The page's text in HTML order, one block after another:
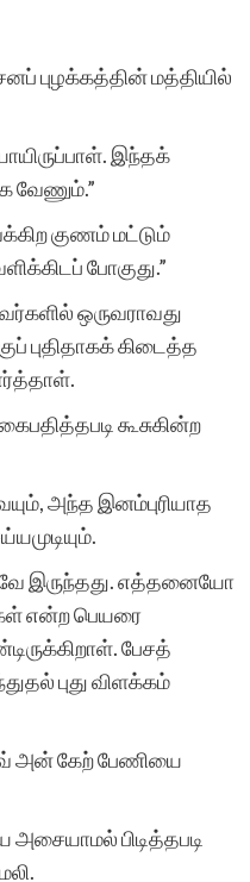
புழக்கத்தின் மத்தியில்
இந்தக்
வேணும்.”
குணம் மட்டும்
போகுது.”
ஒருவராவது
புதிதாகக் கிடைத்த
கூசுகின்ற
அந்த இனம்புரியாத
இருந்தது. எத்தனையோ
என்ற பெயரை
பேசத்
புது விளக்கம்
அன் கேற் பேணியை
பிடித்தபடி